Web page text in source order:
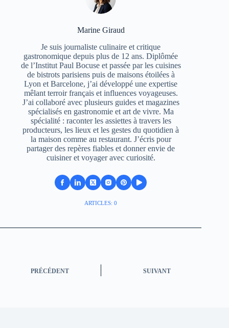
Marine Giraud
Je suis journaliste culinaire et critique
gastronomique depuis plus de 12 ans. Diplômée
de l’Institut Paul Bocuse et passée par les cuisines
de bistrots parisiens puis de maisons étoilées à
Lyon et Barcelone, j’ai développé une expertise
mêlant terroir français et influences voyageuses.
J’ai collaboré avec plusieurs guides et magazines
spécialisés en gastronomie et art de vivre. Ma
spécialité : raconter les assiettes à travers les
producteurs, les lieux et les gestes du quotidien à
la maison comme au restaurant. J’écris pour
partager des repères fiables et donner envie de
cuisiner et voyager avec curiosité.
ARTICLES: 0
PRÉCÉDENT SUIVANT